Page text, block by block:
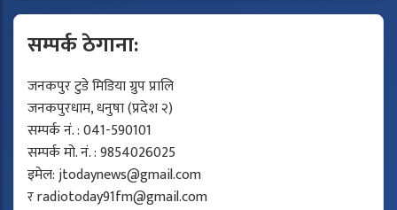
सम्पर्क ठेगाना:
जनकपुर टुडे मिडिया ग्रुप प्रालि
जनकपुरधाम, धनुषा (प्रदेश २)
सम्पर्क नं. : 041-590101
सम्पर्क मो. नं. : 9854026025
इमेल:jtodaynews@gmail.com
रradiotoday91fm@gmail.com